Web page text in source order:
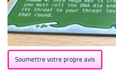
Soumettre votre propre avis